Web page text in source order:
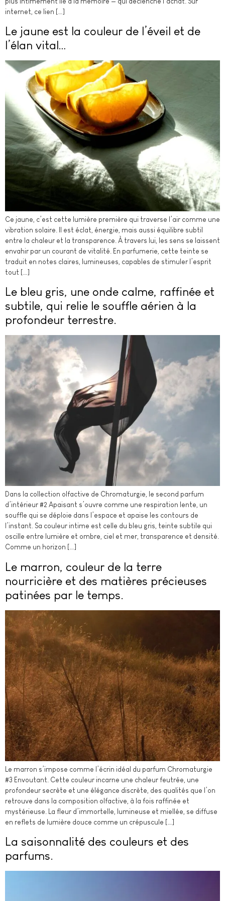
internet, ce lien […]
Le jaune est la couleur de l’éveil et de
l’élan vital…
Ce jaune, c’est cette lumière première qui traverse l’air comme une
vibration solaire. Il est éclat, énergie, mais aussi équilibre subtil
entre la chaleur et la transparence. À travers lui, les sens se laissent
envahir par un courant de vitalité. En parfumerie, cette teinte se
traduit en notes claires, lumineuses, capables de stimuler l’esprit
tout […]
Le bleu gris, une onde calme, raffinée et
subtile, qui relie le souffle aérien à la
profondeur terrestre.
Dans la collection olfactive de Chromaturgie, le second parfum
d’intérieur #2 Apaisant s’ouvre comme une respiration lente, un
souffle qui se déploie dans l’espace et apaise les contours de
l’instant. Sa couleur intime est celle du bleu gris, teinte subtile qui
oscille entre lumière et ombre, ciel et mer, transparence et densité.
Comme un horizon […]
Le marron, couleur de la terre
nourricière et des matières précieuses
patinées par le temps.
Le marron s’impose comme l’écrin idéal du parfum Chromaturgie
#3 Envoutant. Cette couleur incarne une chaleur feutrée, une
profondeur secrète et une élégance discrète, des qualités que l’on
retrouve dans la composition olfactive, à la fois raffinée et
mystérieuse. La fleur d’immortelle, lumineuse et miellée, se diffuse
en reflets de lumière douce comme un crépuscule […]
La saisonnalité des couleurs et des
parfums.